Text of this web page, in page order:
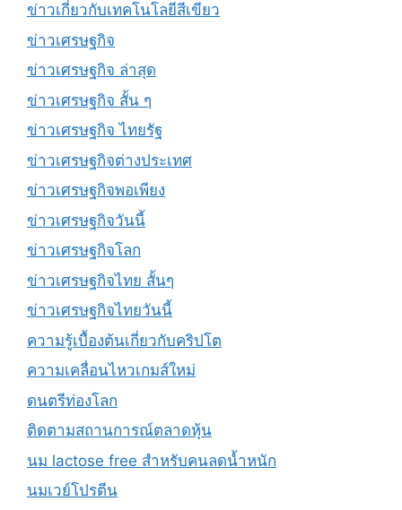
ข่าวเกี่ยวกับเทคโนโลยีสีเขียว
ข่าวเศรษฐกิจ
ข่าวเศรษฐกิจ ล่าสุด
ข่าวเศรษฐกิจ สั้น ๆ
ข่าวเศรษฐกิจ ไทยรัฐ
ข่าวเศรษฐกิจต่างประเทศ
ข่าวเศรษฐกิจพอเพียง
ข่าวเศรษฐกิจวันนี้
ข่าวเศรษฐกิจโลก
ข่าวเศรษฐกิจไทย สั้นๆ
ข่าวเศรษฐกิจไทยวันนี้
ความรู้เบื้องต้นเกี่ยวกับคริปโต
ความเคลื่อนไหวเกมส์ใหม่
ดนตรีท่องโลก
ติดตามสถานการณ์ตลาดหุ้น
นม lactose free สำหรับคนลดน้ำหนัก
นมเวย์โปรตีน